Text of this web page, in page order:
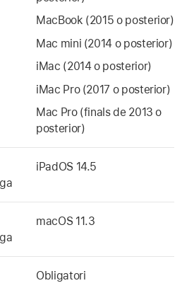
MacBook (2015 o posterior)
Mac mini (2014 o posterior)
iMac (2014 o posterior)
iMac Pro(2017 o posterior)
Mac Pro(finals de 2013 o
posterior)
iPadOS 14.5
macOS 11.3
Obligatori